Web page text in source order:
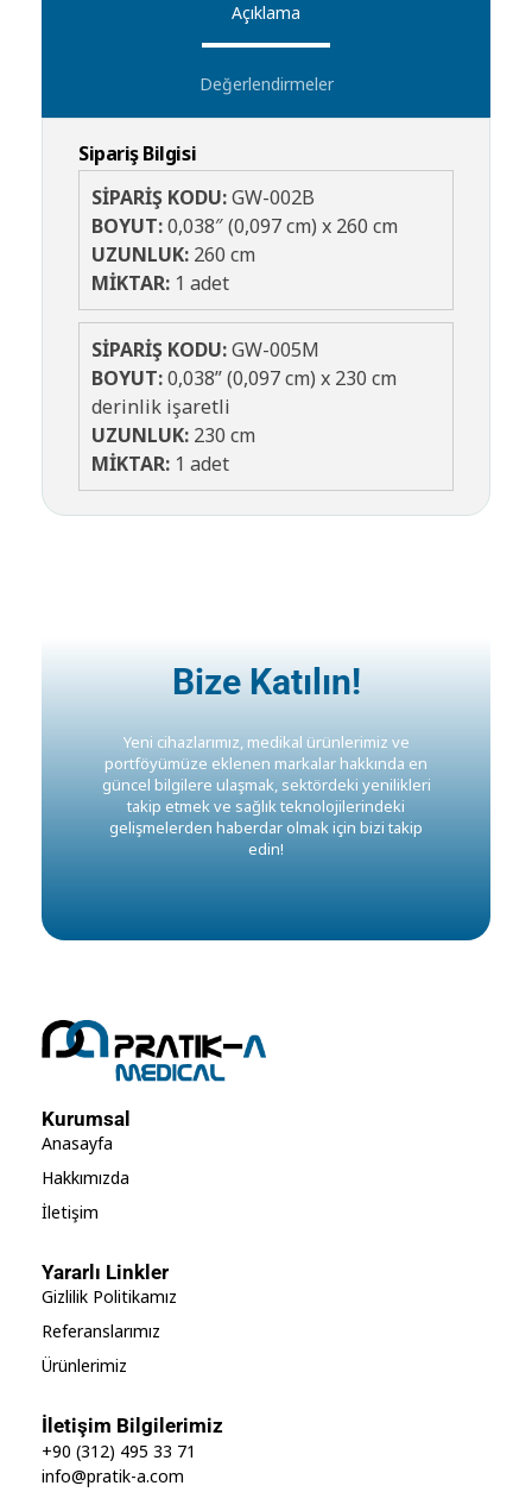
Açıklama
Değerlendirmeler
Sipariş Bilgisi
SİPARİŞ KODU:GW-002B
BOYUT:0,038″ (0,097 cm) x 260 cm
UZUNLUK: 260 cm
MİKTAR: 1 adet
SİPARİŞ KODU:GW-005M
BOYUT:0,038” (0,097 cm) x 230 cm
derinlik işaretli
UZUNLUK: 230 cm
MİKTAR: 1 adet
Bize Katılın!
Yeni cihazlarımız, medikal ürünlerimiz ve
portföyümüze eklenen markalar hakkında en
güncel bilgilere ulaşmak, sektördeki yenilikleri
takip etmek ve sağlık teknolojilerindeki
gelişmelerden haberdar olmak için bizi takip
edin!
Kurumsal
Anasayfa
Hakkımızda
İletişim
Yararlı Linkler
Gizlilik Politikamız
Referanslarımız
Ürünlerimiz
İletişim Bilgilerimiz
+90 (312) 495 33 71
info@pratik-a.com